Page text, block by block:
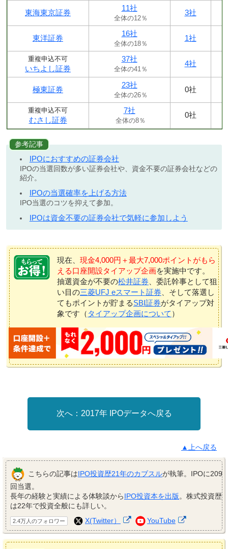
東海東京証券
11社
全体の12％
3社
東洋証券
16社
全体の18％
1社
重複申込不可
いちよし証券
37社
全体の41％
4社
極東証券
23社
全体の26％
0社
重複申込不可
むさし証券
7社
全体の8％
0社
参考記事
IPOにおすすめの証券会社
IPOの当選回数が多い証券会社や、資金不要の証券会社などの
紹介。
IPOの当選確率を上げる方法
IPO当選のコツを抑えて参加。
IPOは資金不要の証券会社で気軽に参加しよう
現在、 現金4,000円＋最大7,000ポイントがもら
える口座開設タイアップ企画を実施中です。
抽選資金が不要の松井証券 、委託幹事として狙
い目の三菱UFJ eスマート証券 、そして落選し
てもポイントが貯まるSBI証券がタイアップ対
象です（ タイアップ企画について ）
2017年 IPOデータへ戻る
▲上へ戻る
こちらの記事はIPO投資歴21年のカブスルが執筆。IPOに209
回当選。
長年の経験と実績による体験談からIPO投資本を出版。株式投資歴
は22年で投資全般にも詳しい。
2.4万人のフォロワー X(Twitter） YouTube